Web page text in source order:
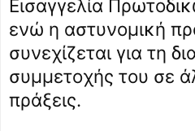
Εισαγγελία
ενώ η αστυνομική
συνεχίζεται για τη
συμμετοχής του σε
πράξεις.